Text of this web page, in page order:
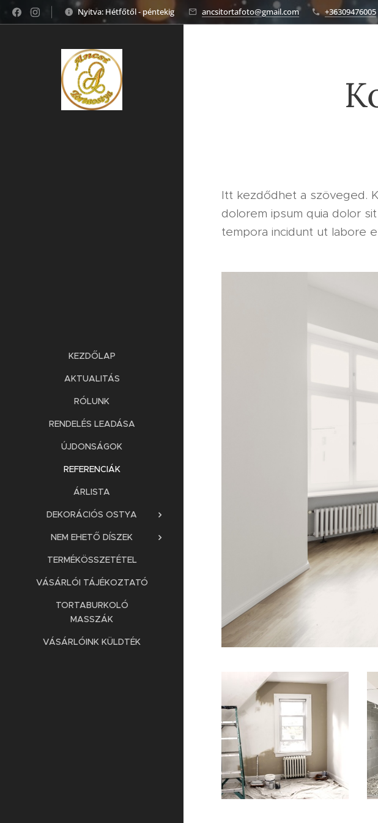
Nyitva: Hétfőtől - péntekig ancsitortafoto@gmail.com +36309476005
KEZDŐLAP
AKTUALITÁS
RÓLUNK
RENDELÉS LEADÁSA
ÚJDONSÁGOK
REFERENCIÁK
ÁRLISTA
DEKORÁCIÓS OSTYA
NEM EHETŐ DÍSZEK
TERMÉKÖSSZETÉTEL
VÁSÁRLÓI TÁJÉKOZTATÓ
TORTABURKOLÓ
MASSZÁK
VÁSÁRLÓINK KÜLDTÉK
Itt kezdődhet a szöveged.
dolorem ipsum quia dolor
tempora incidunt ut labore